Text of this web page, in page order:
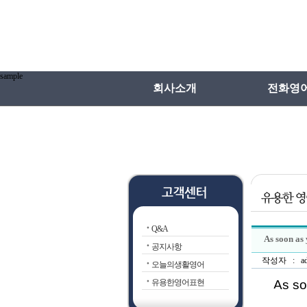
회사소개 전화영
전화영어
전화영어VS
전화영어선
sample
Q&A
공지사항
오늘의생활영어
유용한영어표현
As soon
작성자 :
As